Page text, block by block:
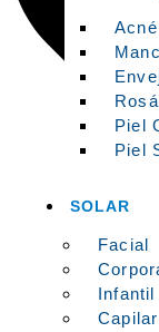
Acné
Piel
Piel
SOLAR
Facial
Infantil
Capilar